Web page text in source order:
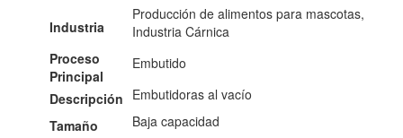
Industria
Producción de alimentos para mascotas,
Industria Cárnica
Proceso
Principal
Embutido
Descripción Embutidoras al vacío
Tamaño
Baja capacidad